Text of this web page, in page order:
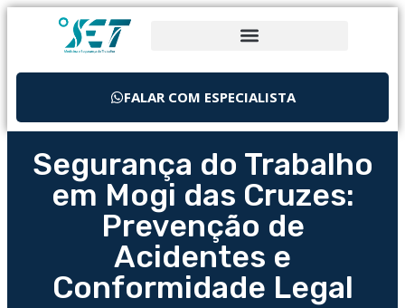
FALAR COM ESPECIALISTA
Segurança do Trabalho
em Mogi das Cruzes:
Prevenção de
Acidentes e
Conformidade Legal